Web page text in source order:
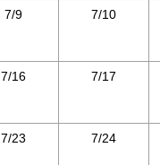
7/9 7/10
7/16 7/17
7/23 7/24